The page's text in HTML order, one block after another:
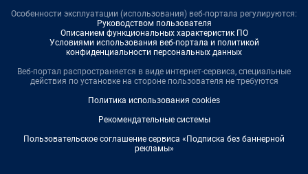
Особенности эксплуатации (использования) веб-портала регулируются:
Руководством пользователя
Описанием функциональных характеристик ПО
Условиями использования веб-портала и политикой
конфиденциальности персональных данных
Веб-портал распространяется в виде интернет-сервиса, специальные
действия по установке на стороне пользователя не требуются
Политика использования cookies
Рекомендательные системы
Пользовательское соглашение сервиса «Подписка без баннерной
рекламы»